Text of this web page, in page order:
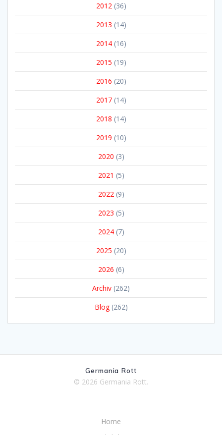
2012(36)
2013 (14)
2014(16)
2015 (19)
2016 (20)
2017(14)
2018 (14)
2019 (10)
2020 (3)
2021 (5)
2022(9)
2023 (5)
2024(7)
2025 (20)
2026 (6)
Archiv (262)
Blog(262)
Germania Rott
© 2026 Germania Rott.
Home